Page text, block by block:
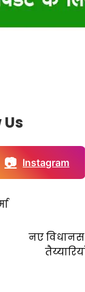
📷 Instagram
नए